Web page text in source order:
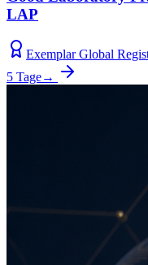
LAP
Exemplar Global
5 Tage→